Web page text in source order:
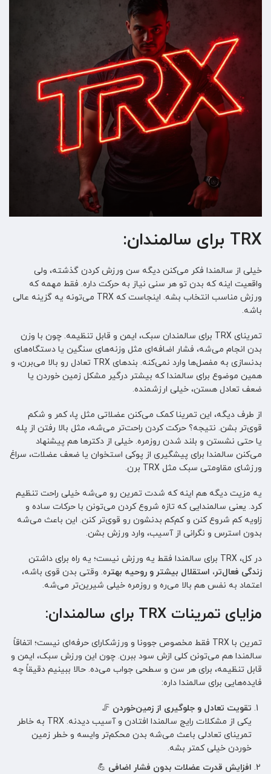
TRX برای سالمندان:
خیلی از سالمندا فکر می‌کنن دیگه سن ورزش کردن گذشته، ولی
واقعیت اینه که بدن تو هر سنی نیاز به حرکت داره. فقط مهمه که
ورزش مناسب انتخاب بشه. اینجاست که TRX می‌تونه یه گزینه عالی
باشه.
تمرینای TRX برای سالمندان سبک، ایمن و قابل تنظیمه. چون با وزن
بدن انجام می‌شه، فشار اضافه‌ای مثل وزنه‌های سنگین یا دستگاه‌های
بدنسازی به مفصل‌ها وارد نمی‌کنه. بندهای TRX تعادل رو بالا می‌برن، و
همین موضوع برای سالمندا که بیشتر درگیر مشکل زمین خوردن یا
ضعف تعادل هستن، خیلی ارزشمنده.
از طرف دیگه، این تمرینا کمک می‌کنن عضلاتی مثل پا، کمر و شکم
قوی‌تر بشن. نتیجه؟ حرکت کردن راحت‌تر می‌شه، مثل بالا رفتن از پله
یا حتی نشستن و بلند شدن روزمره. خیلی از دکترها هم پیشنهاد
می‌کنن سالمندا برای پیشگیری از پوکی استخوان یا ضعف عضلات، سراغ
ورزشای مقاومتی سبک مثل TRX برن.
یه مزیت دیگه هم اینه که شدت تمرین رو می‌شه خیلی راحت تنظیم
کرد. یعنی سالمندایی که تازه شروع کردن می‌تونن با حرکات ساده و
زاویه کم شروع کنن و کم‌کم بدنشون رو قوی‌تر کنن. این باعث می‌شه
بدون استرس و نگرانی از آسیب، وارد ورزش بشن.
در کل، TRX برای سالمندا فقط یه ورزش نیست؛ یه راه برای داشتن
زندگی فعال‌تر، استقلال بیشتر و روحیه بهتره. وقتی بدن قوی باشه،
اعتماد به نفس هم بالا می‌ره و روزمره خیلی شیرین‌تر می‌شه.
مزایای تمرینات TRX برای سالمندان:
تمرین با TRX فقط مخصوص جوونا و ورزشکارای حرفه‌ای نیست؛ اتفاقاً
سالمندا هم می‌تونن کلی ازش سود ببرن. چون این ورزش سبک، ایمن و
قابل تنظیمه، برای هر سن و سطحی جواب می‌ده. حالا ببینیم دقیقاً چه
فایده‌هایی برای سالمندا داره:
تقویت تعادل و جلوگیری از زمین‌خوردن 🦵
یکی از مشکلات رایج سالمندا افتادن و آسیب دیدنه. TRX به خاطر
تمرینای تعادلی باعث می‌شه بدن محکم‌تر وایسه و خطر زمین
خوردن خیلی کمتر بشه.
افزایش قدرت عضلات بدون فشار اضافی 💪